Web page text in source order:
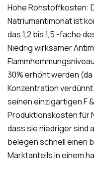
Hohe Rohstoffkosten:
Natriumantimonat ist
das 1,2 bis 1,5 -fache
Niedrig wirksamer
30% erhöht werden
Konzentration
seinen einzigartigen F
Produktionskosten für
dass sie niedriger sind
belegen schnell einen
Marktanteils in einem